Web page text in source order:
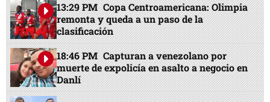
13:29 PM Copa Centroamericana: Olimpia
remonta y queda a un paso de la
clasificación
18:46 PM Capturan a venezolano por
muerte de expolicía en asalto a negocio en
Danlí